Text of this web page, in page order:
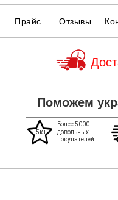
Прайс Отзывы
довольных
5к+
покупателей
Более 5000 +
Поможем